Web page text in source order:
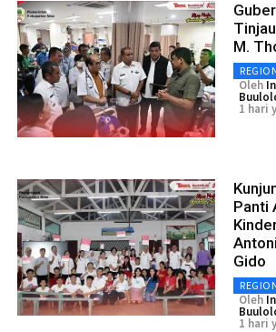
M.
Oleh
1 hari
Panti
Gido
Oleh
1 hari